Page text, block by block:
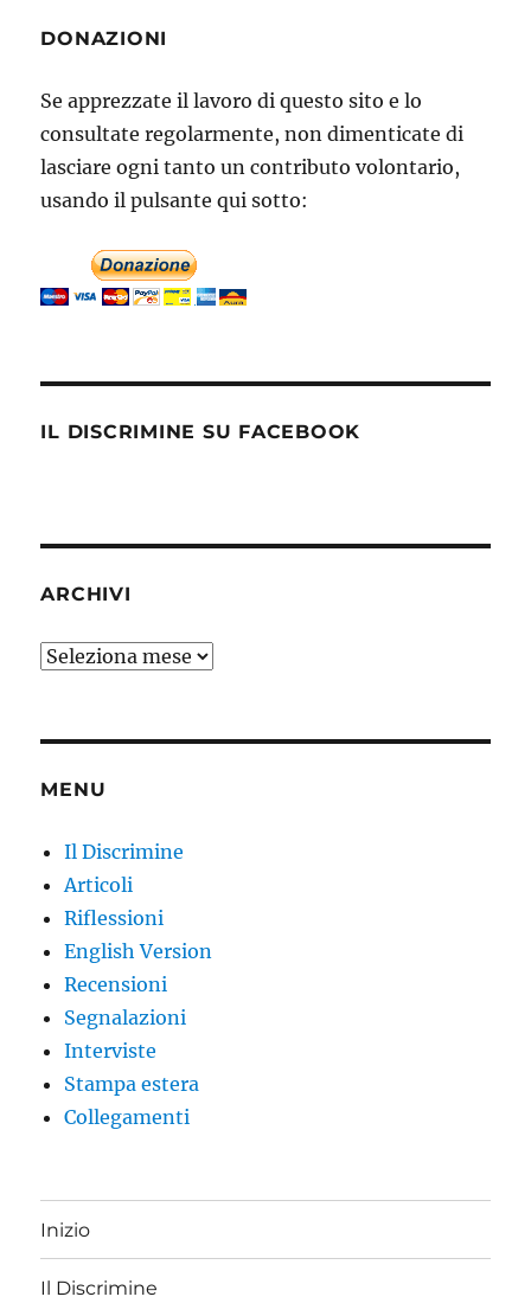
DONAZIONI
Se apprezzate il lavoro di questo sito e lo
consultate regolarmente, non dimenticate di
lasciare ogni tanto un contributo volontario,
usando il pulsante qui sotto:
IL DISCRIMINE SU FACEBOOK
ARCHIVI
Archivi
MENU
Il Discrimine
Articoli
Riflessioni
English Version
Recensioni
Segnalazioni
Interviste
Stampa estera
Collegamenti
Inizio
Il Discrimine